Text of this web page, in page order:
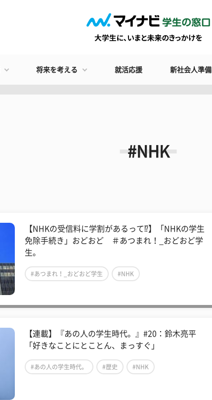
将来を考える 就活応援 新社会人準備
#NHK
【NHKの受信料に学割があるって⁉】「NHKの学生
免除手続き」おどおど ＃あつまれ！_おどおど学
生。
#あつまれ！_おどおど学生 #NHK
【連載】『あの人の学生時代。』#20：鈴木亮平
「好きなことにとことん、まっすぐ」
#あの人の学生時代。 #歴史 #NHK